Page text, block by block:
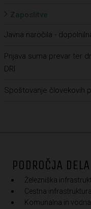
Zaposlitve
Javna naročila -
Prijava suma prevar ter
DRI
Spoštovanje človekovih
PODROČJA DELA
Železniška
Cestna infrastruktura
Komunalna in